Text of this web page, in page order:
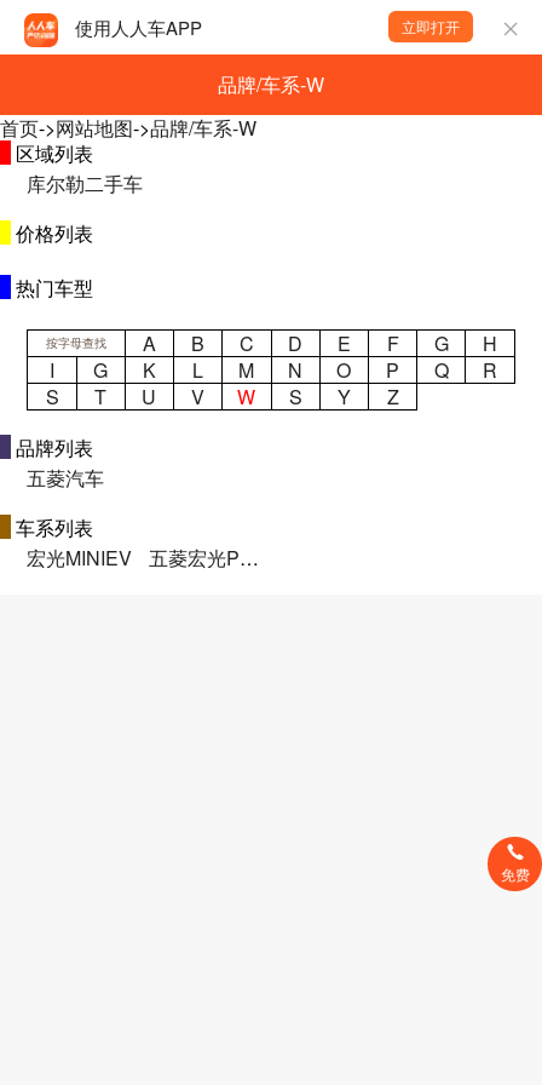
使用人人车APP 立即打开
品牌/车系-W
首页->网站地图->品牌/车系-W
区域列表
库尔勒二手车
价格列表
热门车型
按字母查找 A B C D E F G
H
I
G K L M N O P Q
R
S
T U V W S Y
Z
品牌列表
五菱汽车
车系列表
宏光MINIEV
五菱宏光PLUS
免费